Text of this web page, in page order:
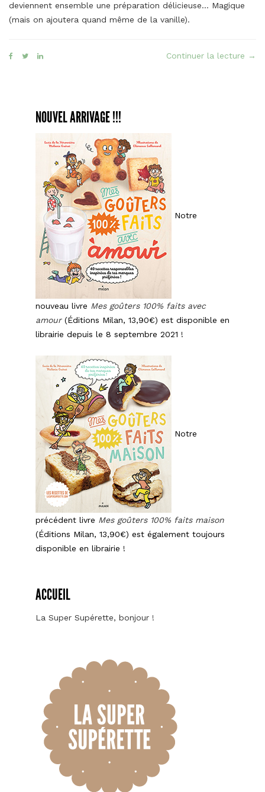
deviennent ensemble une préparation délicieuse… Magique
(mais on ajoutera quand même de la vanille).
Continuer la lecture « La
→
NOUVEL ARRIVAGE !!!
Notre
nouveau livre Mes goûters 100% faits avec
amour(Éditions Milan, 13,90€) est disponible en
librairie depuis le 8 septembre 2021 !
Notre
précédent livre Mes goûters 100% faits maison
(Éditions Milan, 13,90€) est également toujours
disponible en librairie !
ACCUEIL
La Super Supérette, bonjour !